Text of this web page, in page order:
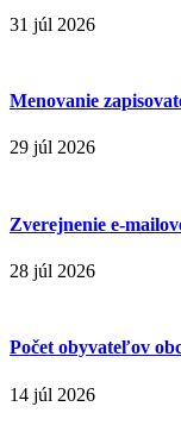
31 júl 2026
Menovanie
29 júl 2026
Zverejnenie e-
28 júl 2026
Počet obyvateľov
14 júl 2026